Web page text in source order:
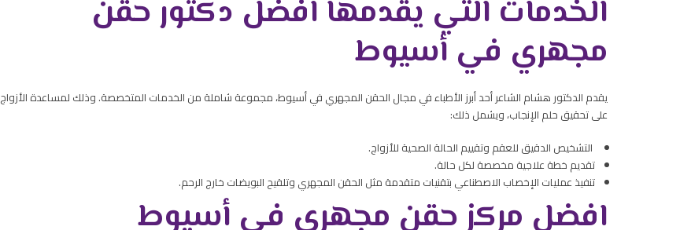
الخدمات التي يقدمها افضل دكتور حقن
مجهري في أسيوط
يقدم الدكتور هشام الشاعر أحد أبرز الأطباء في مجال الحقن المجهري في أسيوط، مجموعة شاملة من الخدمات المتخصصة. وذلك لمساعدة الأزواج
على تحقيق حلم الإنجاب، ويشمل ذلك:
التشخيص الدقيق للعقم وتقييم الحالة الصحية للأزواج.
تقديم خطة علاجية مخصصة لكل حالة.
تنفيذ عمليات الإخصاب الاصطناعي بتقنيات متقدمة مثل الحقن المجهري وتلقيح البويضات خارج الرحم.
افضل مركز حقن مجهري في أسيوط